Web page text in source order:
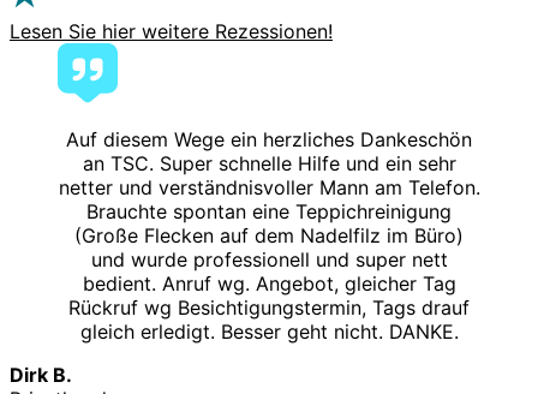
Lesen Sie hier weitere Rezessionen!
Auf diesem Wege ein herzliches Dankeschön
an TSC. Super schnelle Hilfe und ein sehr
netter und verständnisvoller Mann am Telefon.
Brauchte spontan eine Teppichreinigung
(Große Flecken auf dem Nadelfilz im Büro)
und wurde professionell und super nett
bedient. Anruf wg. Angebot, gleicher Tag
Rückruf wg Besichtigungstermin, Tags drauf
gleich erledigt. Besser geht nicht. DANKE.
Dirk B.